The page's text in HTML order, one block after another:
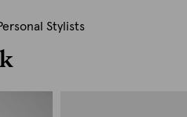
Stylists